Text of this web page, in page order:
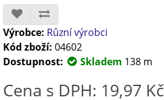
Výrobce: Různí výrobci
Kód zboží: 04602
Dostupnost:
Skladem 138 m
Cena s DPH: 19,97 Kč